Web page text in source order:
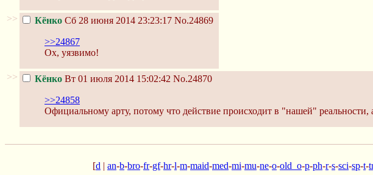
>> Кёнко Сб 28 июня 2014 23:23:17 No.24869
>>24867
Ох, уязвимо!
>> Кёнко Вт 01 июля 2014 15:02:42 No.24870
>>24858
Официальному арту, потому что действие происходит в "нашей" реальности,
[d | an-b-bro-fr-gf-hr-l-m-maid-med-mi-mu-ne-o-old_o-p-ph-r-s-sci-sp-t-